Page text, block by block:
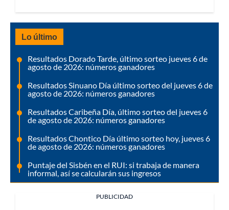
Lo último
Resultados Dorado Tarde, último sorteo jueves 6 de
agosto de 2026: números ganadores
Resultados Sinuano Día último sorteo del jueves 6 de
agosto de 2026: números ganadores
Resultados Caribeña Día, último sorteo del jueves 6
de agosto de 2026: números ganadores
Resultados Chontico Día último sorteo hoy, jueves 6
de agosto de 2026: números ganadores
Puntaje del Sisbén en el RUI: si trabaja de manera
informal, así se calcularán sus ingresos
PUBLICIDAD